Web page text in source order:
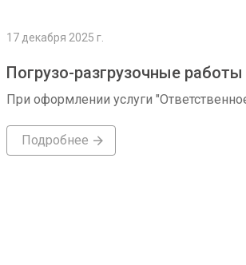
17 декабря 2025 г.
Погрузо-разгрузочные
При оформлении услуги
Подробнее